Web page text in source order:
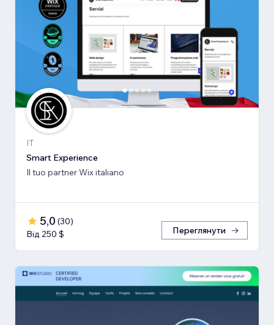
IT
Smart Experience
Il tuo partner Wix italiano
5,0 (30)
Від 250 $
Переглянути